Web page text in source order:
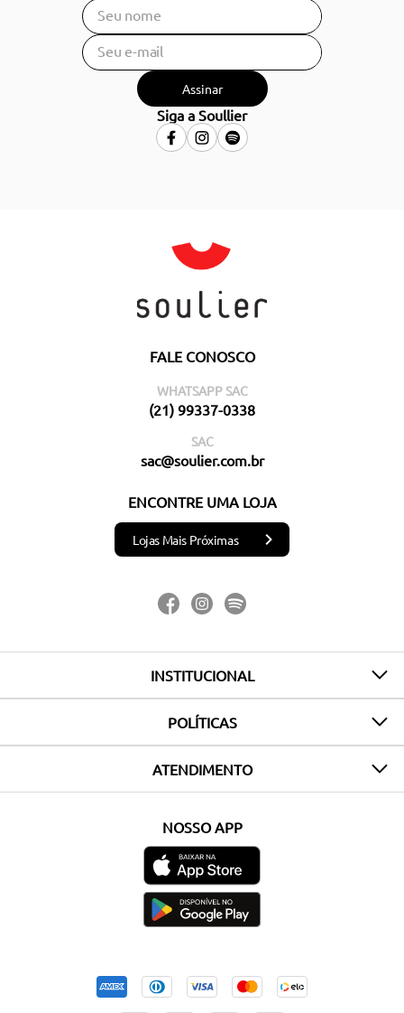
Assinar
Siga a Soullier
FALE CONOSCO
WHATSAPP SAC
(21) 99337-0338
SAC
sac@soulier.com.br
ENCONTRE UMA LOJA
Lojas Mais Próximas
INSTITUCIONAL
POLÍTICAS
ATENDIMENTO
NOSSO APP